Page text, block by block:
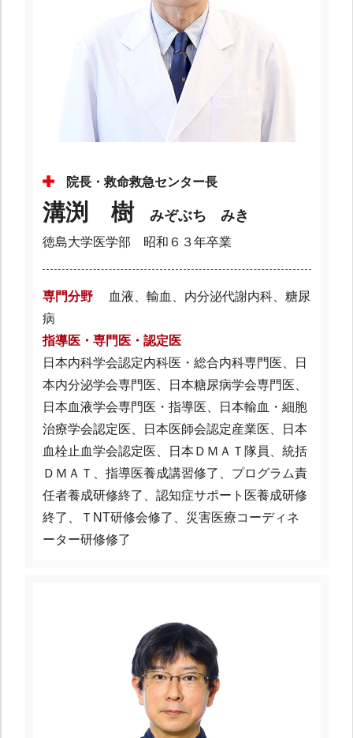
院長・救命救急センター長
溝渕 樹 みぞぶち みき
徳島大学医学部 昭和６３年卒業
専門分野
血液、輸血、内分泌代謝内科、糖尿
病
指導医・専門医・認定医
日本内科学会認定内科医・総合内科専門医、日
本内分泌学会専門医、日本糖尿病学会専門医、
日本血液学会専門医・指導医、日本輸血・細胞
治療学会認定医、日本医師会認定産業医、日本
血栓止血学会認定医、日本ＤＭＡＴ隊員、統括
ＤＭＡＴ、指導医養成講習修了、プログラム責
任者養成研修終了、認知症サポート医養成研修
終了、ＴNT研修会修了、災害医療コーディネ
ーター研修修了